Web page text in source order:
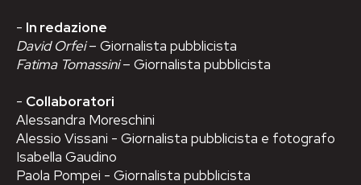
- In redazione
David Orfei– Giornalista pubblicista
Fatima Tomassini– Giornalista pubblicista
- Collaboratori
Alessandra Moreschini
Alessio Vissani - Giornalista pubblicista e fotografo
Isabella Gaudino
Paola Pompei - Giornalista pubblicista